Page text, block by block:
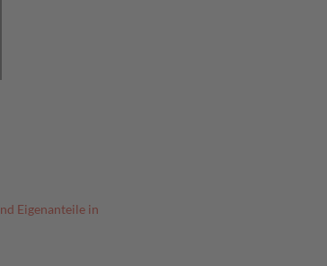
Eigenanteile in